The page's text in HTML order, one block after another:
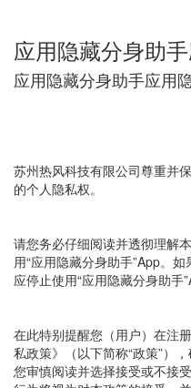
应用隐藏分身助
应用隐藏分身助手应用
苏州热风科技有限公司尊重并
的个人隐私权。
请您务必仔细阅读并透彻理解
用“应用隐藏分身助手”App。
应停止使用“应用隐藏分身助手
在此特别提醒您（用户）在注
私政策》（以下简称“政策”）
您审慎阅读并选择接受或不接